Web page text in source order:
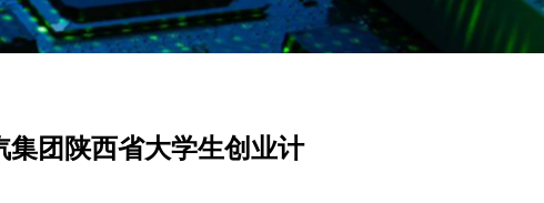
集团陕西省大学生创业计